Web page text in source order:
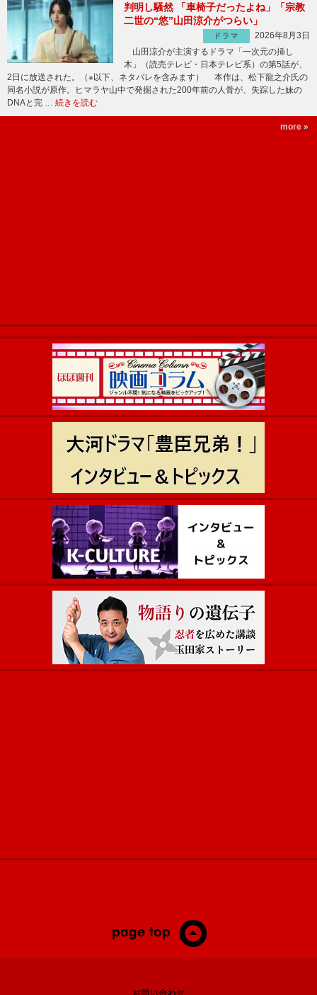
判明し騒然 「車椅子だったよね」「宗教
二世の“悠”山田涼介がつらい」
ドラマ
2026年8月3日
山田涼介が主演するドラマ「一次元の挿し
木」（読売テレビ・日本テレビ系）の第5話が、
2日に放送された。（※以下、ネタバレを含みます） 本作は、松下龍之介氏の
同名小説が原作。ヒマラヤ山中で発掘された200年前の人骨が、失踪した妹の
DNAと完 … 続きを読む
more »